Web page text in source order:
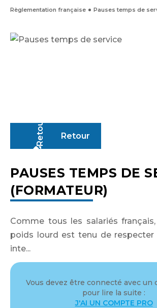
Règlementation française
Pauses temps de
Retour
PAUSES TEMPS DE
(FORMATEUR)
Comme tous les salariés
poids lourd est tenu de respecter
inte...
Vous devez être connecté avec un
pour lire la suite :
J'AI UN COMPTE PRO
Identifiant ou adresse de